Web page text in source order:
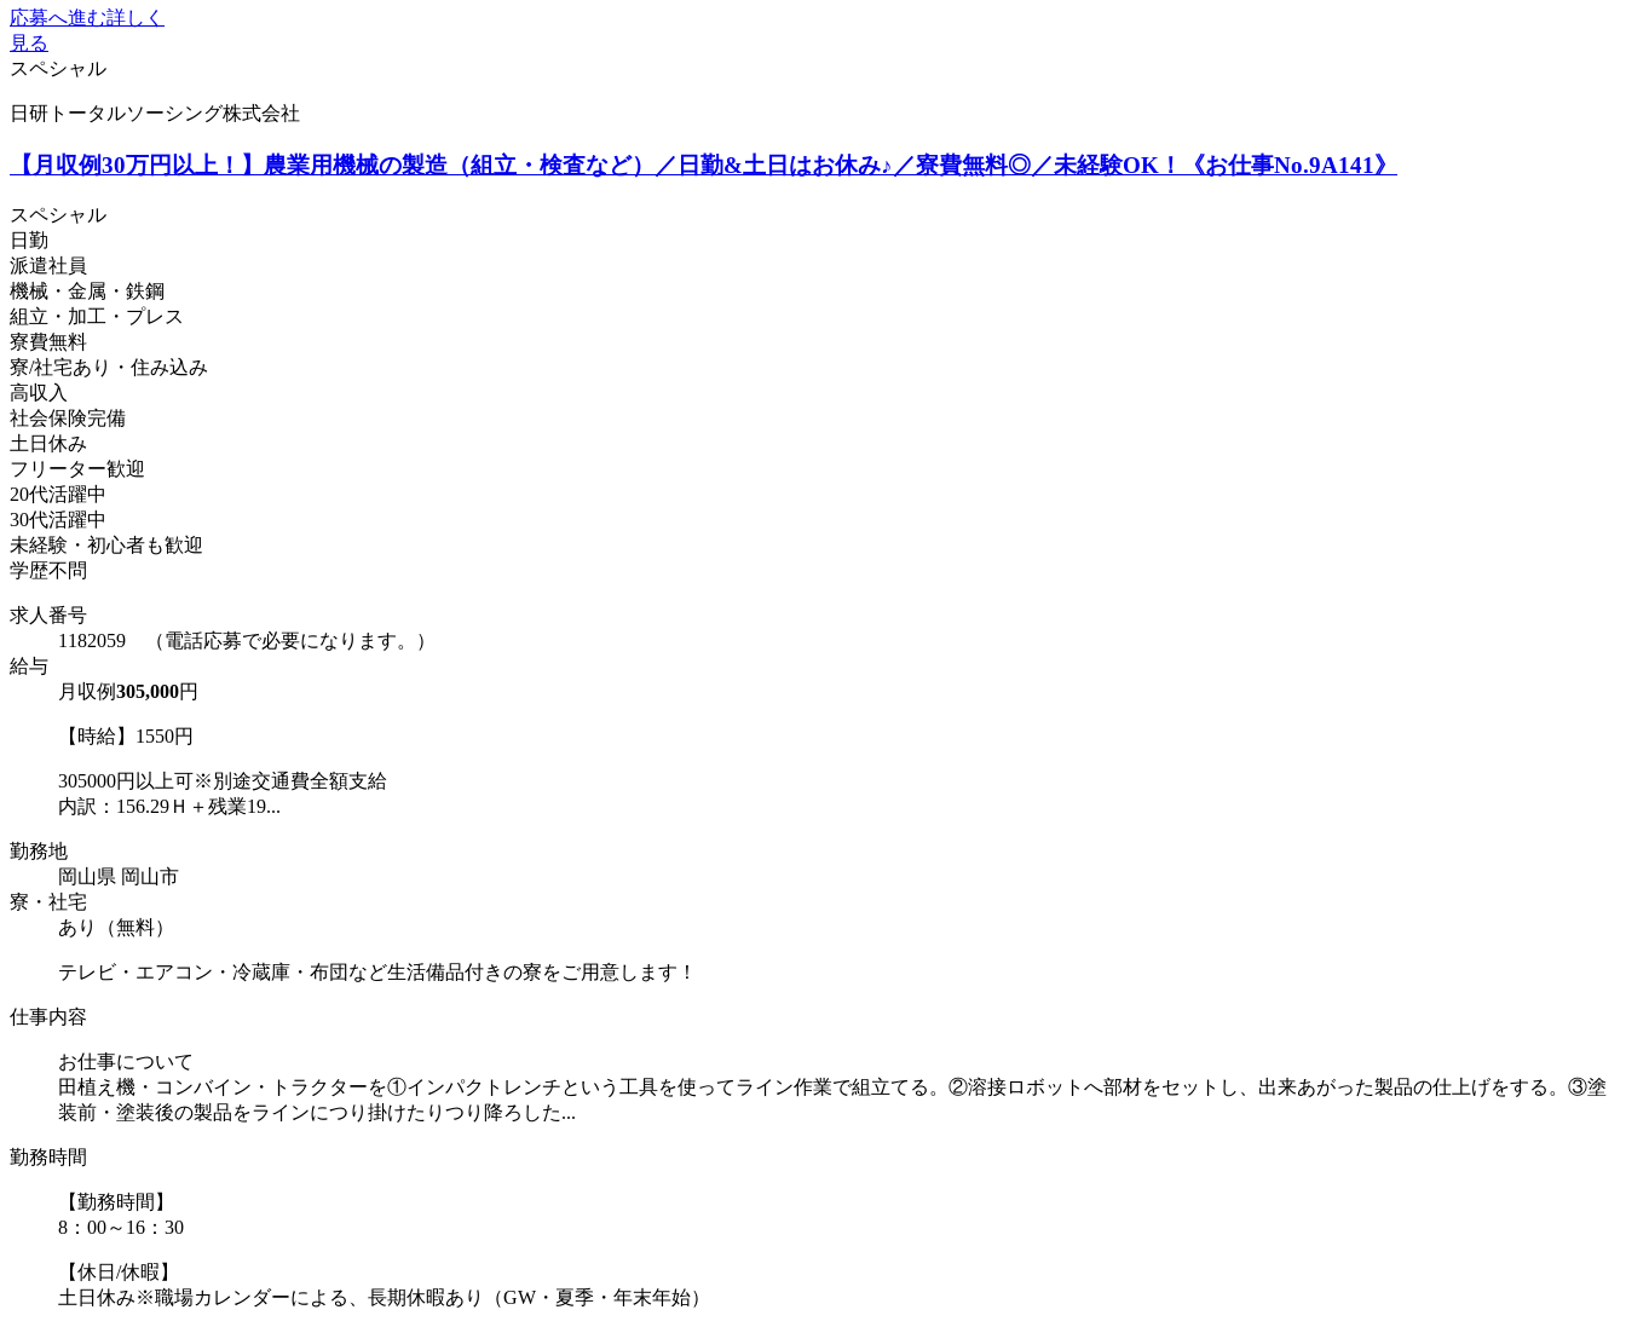
応募へ進む詳しく
見る
スペシャル
日研トータルソーシング株式会社
【月収例30万円以上！】農業用機械の製造（組立・検査など）／日勤&土日はお休み♪／寮費無料◎／未経験OK！《お仕事No.9A141》
スペシャル
日勤
派遣社員
機械・金属・鉄鋼
組立・加工・プレス
寮費無料
寮/社宅あり・住み込み
高収入
社会保険完備
土日休み
フリーター歓迎
20代活躍中
30代活躍中
未経験・初心者も歓迎
学歴不問
求人番号
1182059 （電話応募で必要になります。）
給与
月収例305,000円
【時給】1550円
305000円以上可※別途交通費全額支給
内訳：156.29Ｈ＋残業19...
勤務地
岡山県 岡山市
寮・社宅
あり（無料）
テレビ・エアコン・冷蔵庫・布団など生活備品付きの寮をご用意します！
仕事内容
お仕事について
田植え機・コンバイン・トラクターを①インパクトレンチという工具を使ってライン作業で組立てる。②溶接ロボットへ部材をセットし、出来あがった製品の仕上げをする。③塗
装前・塗装後の製品をラインにつり掛けたりつり降ろした...
勤務時間
【勤務時間】
8：00～16：30
【休日/休暇】
土日休み※職場カレンダーによる、長期休暇あり（GW・夏季・年末年始）